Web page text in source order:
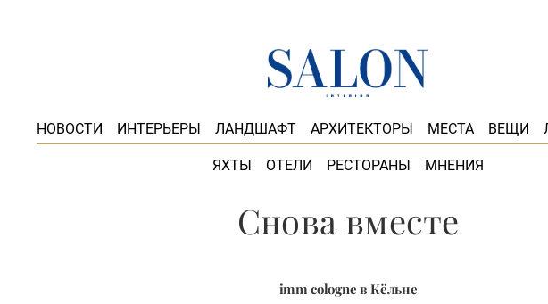
НОВОСТИ ИНТЕРЬЕРЫ ЛАНДШАФТ АРХИТЕКТОРЫ МЕСТА ВЕЩИ
ЯХТЫ ОТЕЛИ РЕСТОРАНЫ МНЕНИЯ
Снова вместе
imm cologne в Кёльне